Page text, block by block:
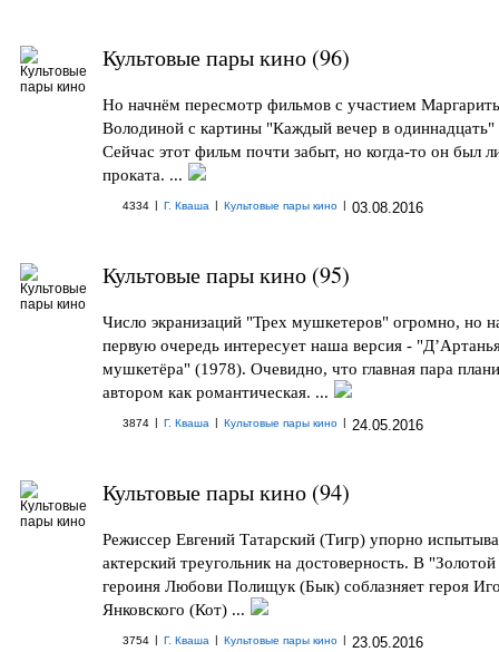
Культовые пары кино (96)
Но начнём пересмотр фильмов с участием
Володиной с картины "Каждый вечер в
Сейчас этот фильм почти забыт, но когда-то он был
проката. ...
4334 | Г. Кваша | Культовые пары кино | 03.08.2016
Культовые пары кино (95)
Число экранизаций "Трех мушкетеров" огромно, но
первую очередь интересует наша версия -
мушкетёра" (1978). Очевидно, что главная пара
автором как романтическая. ...
3874 | Г. Кваша | Культовые пары кино | 24.05.2016
Культовые пары кино (94)
Режиссер Евгений Татарский (Тигр) упорно
актерский треугольник на достоверность. В
героиня Любови Полищук (Бык) соблазняет героя
Янковского (Кот) ...
3754 | Г. Кваша | Культовые пары кино | 23.05.2016